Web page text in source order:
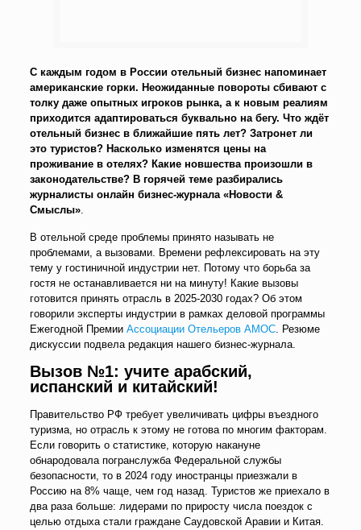
С каждым годом в России отельный бизнес напоминает
американские горки. Неожиданные повороты сбивают с
толку даже опытных игроков рынка, а к новым реалиям
приходится адаптироваться буквально на бегу. Что ждёт
отельный бизнес в ближайшие пять лет? Затронет ли
это туристов? Насколько изменятся цены на
проживание в отелях? Какие новшества произошли в
законодательстве? В горячей теме разбирались
журналисты онлайн бизнес-журнала «Новости &
Смыслы».
В отельной среде проблемы принято называть не
проблемами, а вызовами. Времени рефлексировать на эту
тему у гостиничной индустрии нет. Потому что борьба за
гостя не останавливается ни на минуту! Какие вызовы
готовится принять отрасль в 2025-2030 годах? Об этом
говорили эксперты индустрии в рамках деловой программы
Ежегодной Премии Ассоциации Отельеров АМОС. Резюме
дискуссии подвела редакция нашего бизнес-журнала.
Вызов №1: учите арабский,
испанский и китайский!
Правительство РФ требует увеличивать цифры въездного
туризма, но отрасль к этому не готова по многим факторам.
Если говорить о статистике, которую накануне
обнародовала погранслужба Федеральной службы
безопасности, то в 2024 году иностранцы приезжали в
Россию на 8% чаще, чем год назад. Туристов же приехало в
два раза больше: лидерами по приросту числа поездок с
целью отдыха стали граждане Саудовской Аравии и Китая.